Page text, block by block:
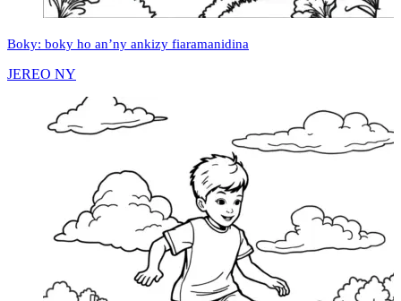
Boky: boky ho an’ny ankizy fiaramanidina
JEREO NY